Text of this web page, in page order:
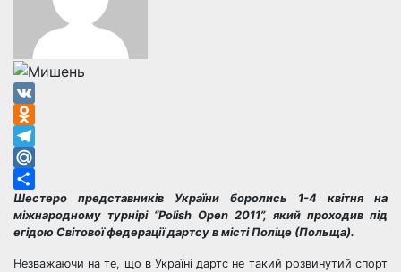
VK
Odnoklassniki
Telegram
Mail.Ru
Отправить
Шестеро представників України боролись 1-4 квітня на
міжнародному турнірі “Polish Open 2011”, який проходив під
егідою Світової федерації дартсу в місті Поліце (Польща).
Незважаючи на те, що в Україні дартс не такий розвинутий спорт